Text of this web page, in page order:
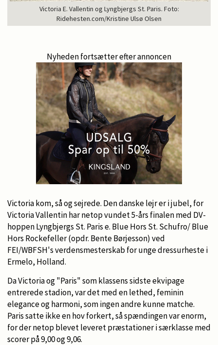
Victoria E. Vallentin og Lyngbjergs St. Paris. Foto:
Ridehesten.com/Kristine Ulsø Olsen
Nyheden fortsætter efter annoncen
Victoria kom, så og sejrede. Den danske lejr er i jubel, for
Victoria Vallentin har netop vundet 5-års finalen med DV-
hoppen Lyngbjergs St. Paris e. Blue Hors St. Schufro/ Blue
Hors Rockefeller (opdr. Bente Børjesson) ved
FEI/WBFSH's verdensmesterskab for unge dressurheste i
Ermelo, Holland.
Da Victoria og "Paris" som klassens sidste ekvipage
entrerede stadion, var det med en lethed, feminin
elegance og harmoni, som ingen andre kunne matche.
Paris satte ikke en hov forkert, så spændingen var enorm,
for der netop blevet leveret præstationer i særklasse med
scorer på 9,00 og 9,06.